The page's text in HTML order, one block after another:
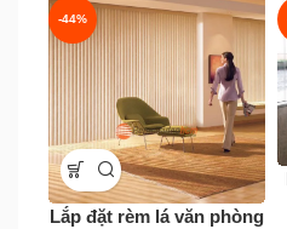
-44%
Lắp đặt rèm lá văn phòng